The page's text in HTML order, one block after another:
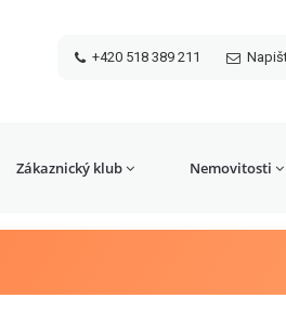
+420 518 389 211
Zákaznický klub Nemovitosti